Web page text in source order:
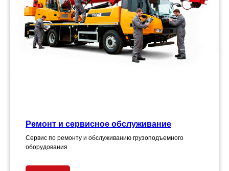
Ремонт и сервисное обслуживание
Сервис по ремонту и обслуживанию грузоподъемного
оборудования